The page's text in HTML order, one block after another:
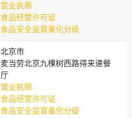
营业执照
食品经营许可证
食品安全监督量化分级
北京市
麦当劳北京九棵树西路得来速餐
厅
营业执照
食品经营许可证
食品安全监督量化分级